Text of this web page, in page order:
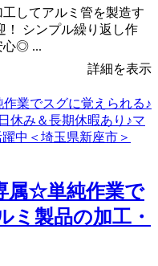
してアルミ管を製造す
！ シンプル繰り返し作
心◎ ...
詳細を表示
属☆単純作業で
ミ製品の加工・